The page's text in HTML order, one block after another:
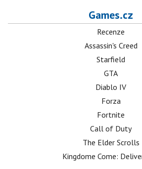
Games.cz
Recenze
Assassin's Creed
Starfield
GTA
Diablo IV
Forza
Fortnite
Call of Duty
The Elder Scrolls
Kingdome Come: